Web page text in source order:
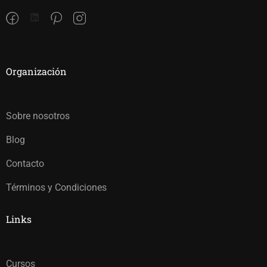
Organización
Sobre nosotros
Blog
Contacto
Términos y Condiciones
Links
Cursos